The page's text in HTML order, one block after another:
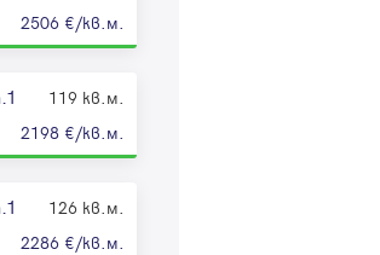
2506 €/кв.м.
119 кв.м.
2198 €/кв.м.
126 кв.м.
2286 €/кв.м.